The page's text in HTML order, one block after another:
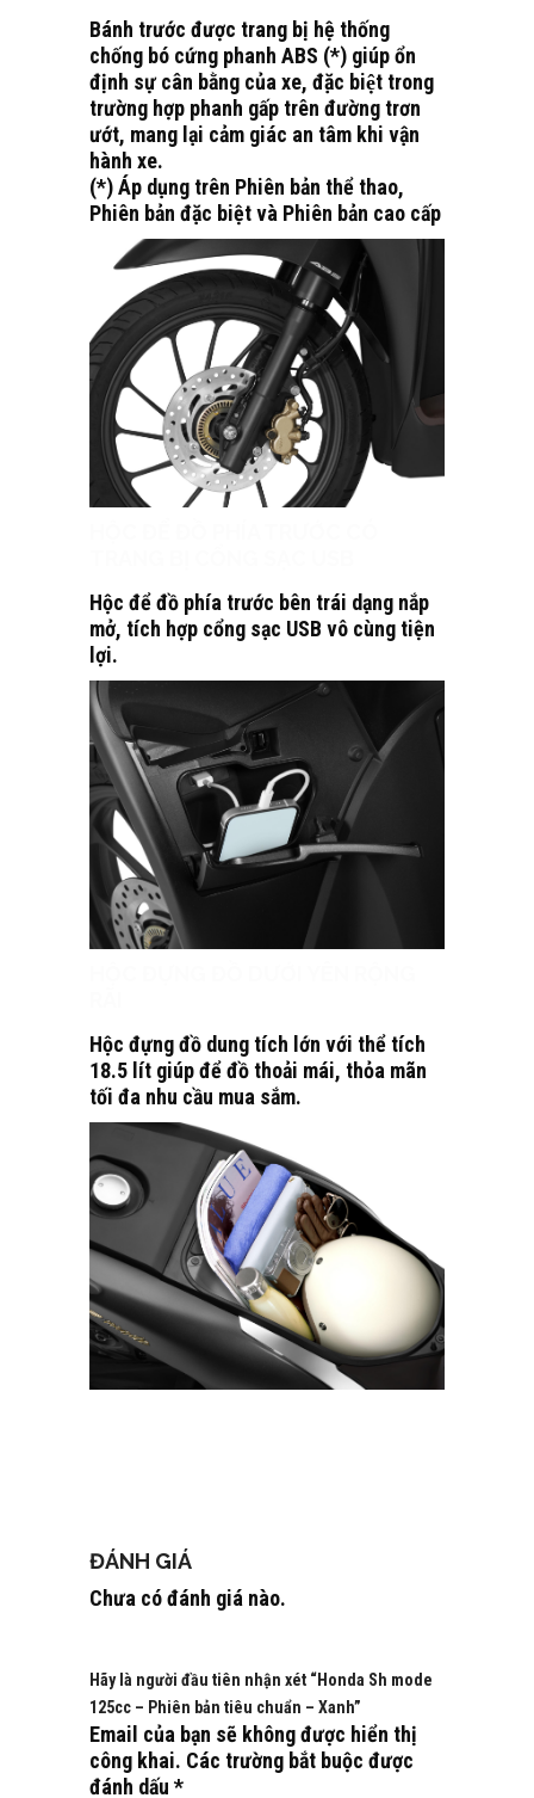
Bánh trước được trang bị hệ thống
chống bó cứng phanh ABS (*) giúp ổn
định sự cân bằng của xe, đặc biệt trong
trường hợp phanh gấp trên đường trơn
ướt, mang lại cảm giác an tâm khi vận
hành xe.
(*) Áp dụng trên Phiên bản thể thao,
Phiên bản đặc biệt và Phiên bản cao cấp
Hộc để đồ phía trước bên trái dạng nắp
mở, tích hợp cổng sạc USB vô cùng tiện
lợi.
Hộc đựng đồ dung tích lớn với thể tích
18.5 lít giúp để đồ thoải mái, thỏa mãn
tối đa nhu cầu mua sắm.
ĐÁNH GIÁ
Chưa có đánh giá nào.
Hãy là người đầu tiên nhận xét “Honda Sh mode
125cc – Phiên bản tiêu chuẩn – Xanh”
Email của bạn sẽ không được hiển thị
công khai. Các trường bắt buộc được
đánh dấu *